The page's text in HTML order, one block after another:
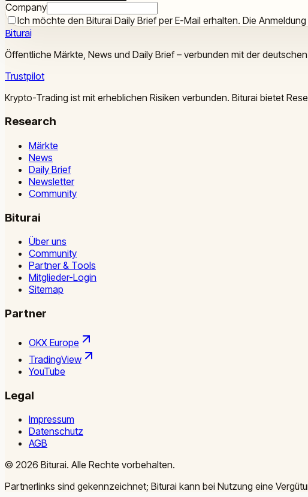
Company
Ich möchte den Biturai Daily Brief per E-Mail erhalten. Die
Biturai
Öffentliche Märkte, News und Daily Brief – verbunden mit der
Trustpilot
Krypto-Trading ist mit erheblichen Risiken verbunden. Biturai bietet
Research
Märkte
News
Daily Brief
Newsletter
Community
Biturai
Über uns
Community
Partner & Tools
Mitglieder-Login
Sitemap
Partner
OKX Europe
TradingView
YouTube
Legal
Impressum
Datenschutz
AGB
© 2026 Biturai. Alle Rechte vorbehalten.
Partnerlinks sind gekennzeichnet; Biturai kann bei Nutzung eine